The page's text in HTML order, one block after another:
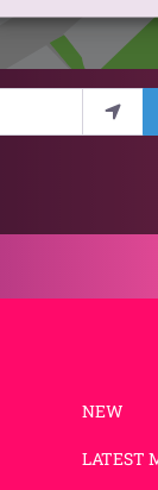
NEW
LATEST